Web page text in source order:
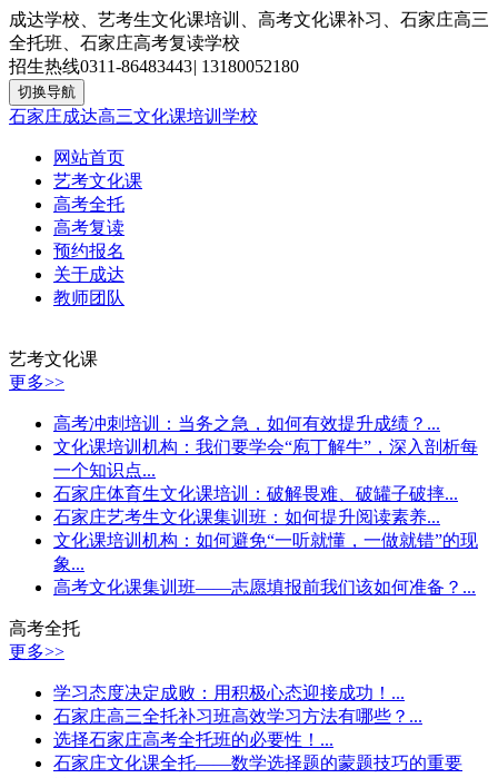
成达学校、艺考生文化课培训、高考文化课补习、石家庄高三
全托班、石家庄高考复读学校
招生热线0311-86483443| 13180052180
切换导航
石家庄成达高三文化课培训学校
网站首页
艺考文化课
高考全托
高考复读
预约报名
关于成达
教师团队
艺考文化课
更多>>
高考冲刺培训：当务之急，如何有效提升成绩？...
文化课培训机构：我们要学会“庖丁解牛”，深入剖析每
一个知识点...
石家庄体育生文化课培训：破解畏难、破罐子破摔...
石家庄艺考生文化课集训班：如何提升阅读素养...
文化课培训机构：如何避免“一听就懂，一做就错”的现
象...
高考文化课集训班——志愿填报前我们该如何准备？...
高考全托
更多>>
学习态度决定成败：用积极心态迎接成功！...
石家庄高三全托补习班高效学习方法有哪些？...
选择石家庄高考全托班的必要性！...
石家庄文化课全托——数学选择题的蒙题技巧的重要